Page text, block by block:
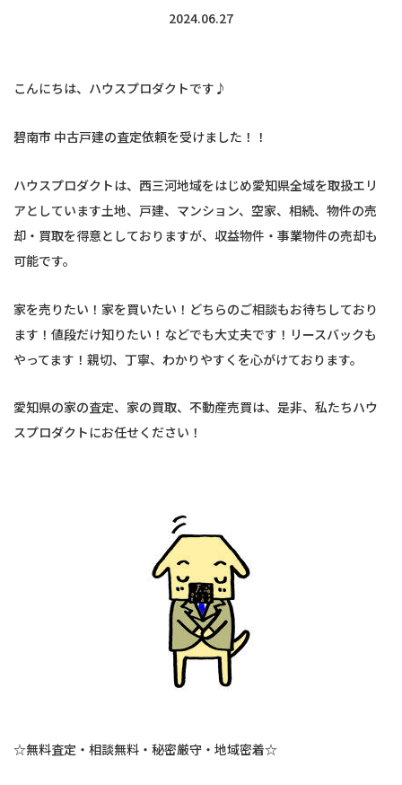
2024.06.27
こんにちは、ハウスプロダクトです♪
碧南市 中古戸建の査定依頼を受けました！！
ハウスプロダクトは、西三河地域をはじめ愛知県全域を取扱エリ
アとしています土地、戸建、マンション、空家、相続、物件の売
却・買取を得意としておりますが、収益物件・事業物件の売却も
可能です。
家を売りたい！家を買いたい！どちらのご相談もお待ちしており
ます！値段だけ知りたい！などでも大丈夫です！リースバックも
やってます！親切、丁寧、わかりやすくを心がけております。
愛知県の家の査定、家の買取、不動産売買は、是非、私たちハウ
スプロダクトにお任せください！
☆無料査定・相談無料・秘密厳守・地域密着☆